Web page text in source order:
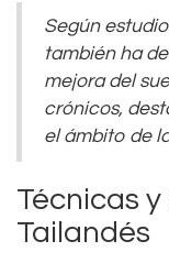
Según
también ha
mejora del
crónicos,
el ámbito de
Técnicas
Tailandés